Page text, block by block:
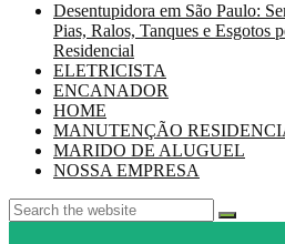
Desentupidora em São Paulo:
Pias, Ralos, Tanques e Esgotos
Residencial
ELETRICISTA
ENCANADOR
HOME
MANUTENÇÃO
MARIDO DE ALUGUEL
NOSSA EMPRESA